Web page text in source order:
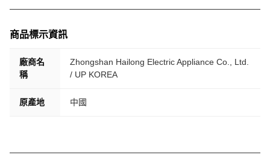
商品標示資訊
廠商名
稱
Zhongshan Hailong Electric Appliance Co., Ltd.
/ UP KOREA
原產地 中國